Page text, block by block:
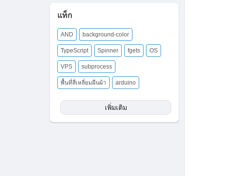
แท็ก
AND background-color
TypeScript Spinner fgets OS
VPS subprocess
พื้นที่สี่เหลี่ยมผืนผ้า arduino
เพิ่มเติม